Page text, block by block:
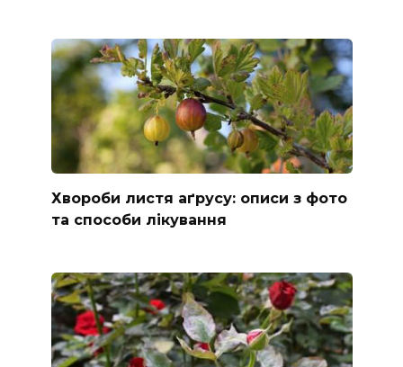
Хвороби листя аґрусу: описи з фото
та способи лікування